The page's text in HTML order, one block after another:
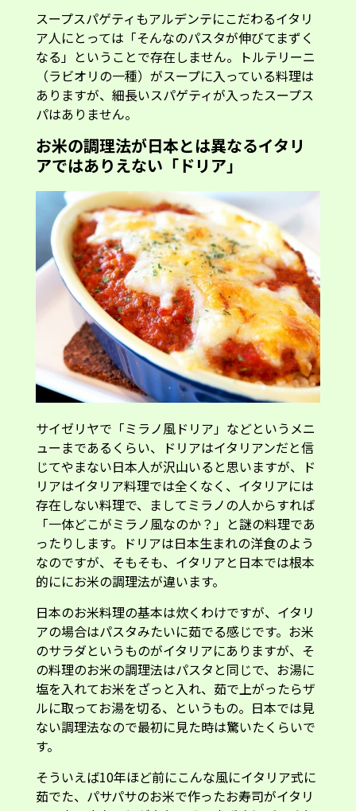
スープスパゲティもアルデンテにこだわるイタリ
ア人にとっては「そんなのパスタが伸びてまずく
なる」ということで存在しません。トルテリーニ
（ラビオリの一種）がスープに入っている料理は
ありますが、細長いスパゲティが入ったスープス
パはありません。
お米の調理法が日本とは異なるイタリ
アではありえない「ドリア」
サイゼリヤで「ミラノ風ドリア」などというメニ
ューまであるくらい、ドリアはイタリアンだと信
じてやまない日本人が沢山いると思いますが、ド
リアはイタリア料理では全くなく、イタリアには
存在しない料理で、ましてミラノの人からすれば
「一体どこがミラノ風なのか？」と謎の料理であ
ったりします。ドリアは日本生まれの洋食のよう
なのですが、そもそも、イタリアと日本では根本
的ににお米の調理法が違います。
日本のお米料理の基本は炊くわけですが、イタリ
アの場合はパスタみたいに茹でる感じです。お米
のサラダというものがイタリアにありますが、そ
の料理のお米の調理法はパスタと同じで、お湯に
塩を入れてお米をざっと入れ、茹で上がったらザ
ルに取ってお湯を切る、というもの。日本では見
ない調理法なので最初に見た時は驚いたくらいで
す。
そういえば10年ほど前にこんな風にイタリア式に
茹でた、パサパサのお米で作ったお寿司がイタリ